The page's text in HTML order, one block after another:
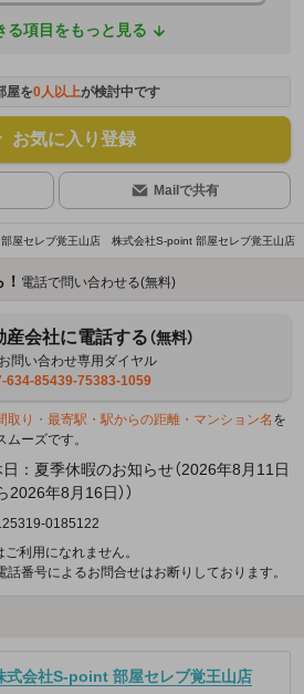
る項目をもっと見る
屋を0人以上が検討中です
お気に入り登録
Mailで共有
部屋セレブ覚王山店 株式会社S-point 部屋セレブ覚王山店
電話で問い合わせる(無料)
産会社に電話する（無料）
問い合わせ専用ダイヤル
634-85439-75383-1059
取り・最寄駅・駅からの距離・マンション名 を
ーズです。
：夏季休暇のお知らせ（2026年8月11日
2026年8月16日））
0185122
利用になれません。
番号によるお問合せはお断りしております。
会社S-point 部屋セレブ覚王山店